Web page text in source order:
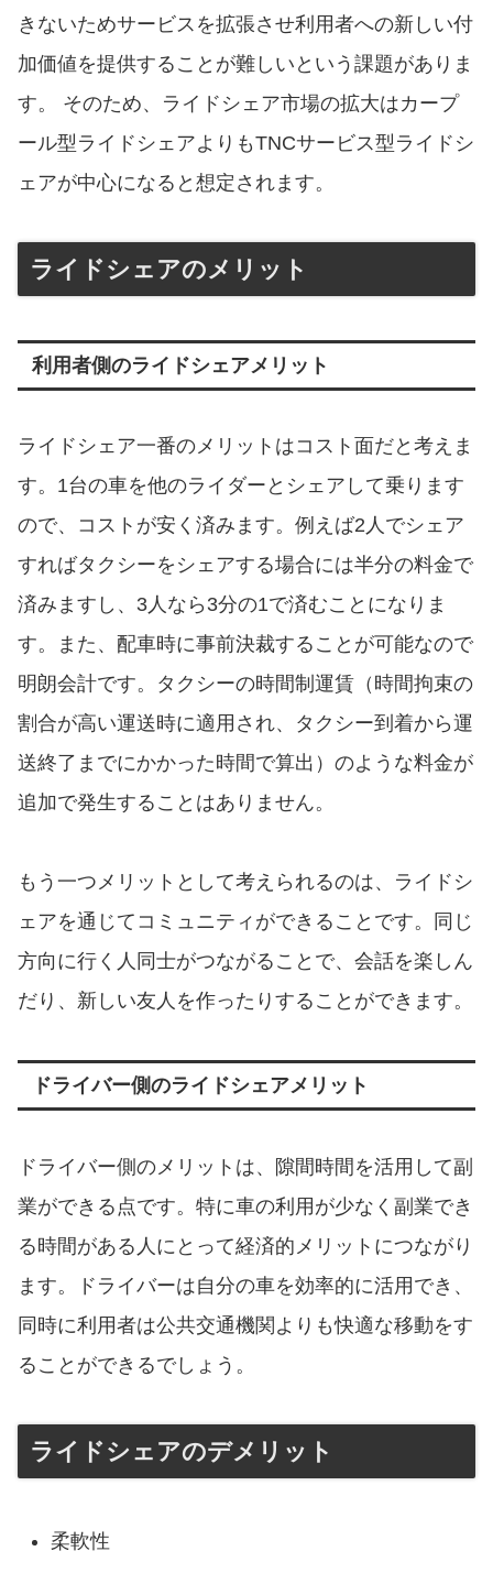
きないためサービスを拡張させ利用者への新しい付
加価値を提供することが難しいという課題がありま
す。 そのため、ライドシェア市場の拡大はカープ
ール型ライドシェアよりもTNCサービス型ライドシ
ェアが中心になると想定されます。
ライドシェアのメリット
利用者側のライドシェアメリット
ライドシェア一番のメリットはコスト面だと考えま
す。1台の車を他のライダーとシェアして乗ります
ので、コストが安く済みます。例えば2人でシェア
すればタクシーをシェアする場合には半分の料金で
済みますし、3人なら3分の1で済むことになりま
す。また、配車時に事前決裁することが可能なので
明朗会計です。タクシーの時間制運賃（時間拘束の
割合が高い運送時に適用され、タクシー到着から運
送終了までにかかった時間で算出）のような料金が
追加で発生することはありません。
もう一つメリットとして考えられるのは、ライドシ
ェアを通じてコミュニティができることです。同じ
方向に行く人同士がつながることで、会話を楽しん
だり、新しい友人を作ったりすることができます。
ドライバー側のライドシェアメリット
ドライバー側のメリットは、隙間時間を活用して副
業ができる点です。特に車の利用が少なく副業でき
る時間がある人にとって経済的メリットにつながり
ます。ドライバーは自分の車を効率的に活用でき、
同時に利用者は公共交通機関よりも快適な移動をす
ることができるでしょう。
ライドシェアのデメリット
柔軟性